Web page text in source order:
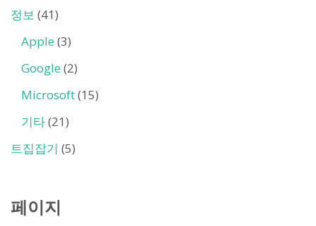
정보 (41)
Apple (3)
Google (2)
Microsoft(15)
기타(21)
트집잡기 (5)
페이지